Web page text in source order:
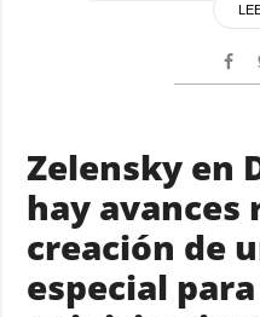
Zelensky en
hay avances
creación de
especial